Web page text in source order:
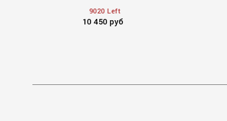
9020 Left
10 450 руб